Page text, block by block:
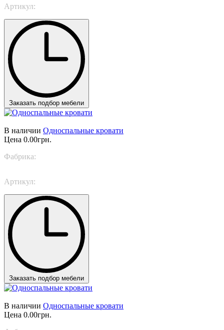
Артикул:
Заказать подбор мебели
В наличии Односпальные кровати
Цена 0.00грн.
Фабрика:
Артикул:
Заказать подбор мебели
В наличии Односпальные кровати
Цена 0.00грн.